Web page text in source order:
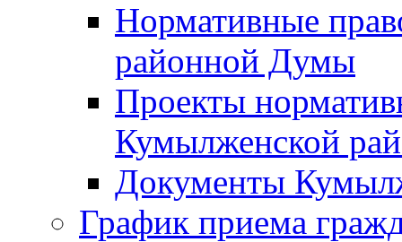
Нормативные
районной Думы
Проекты
Кумылженской
Документы
График приема